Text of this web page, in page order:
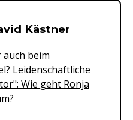
&
Kästner
beim
Leidenschaftliche
Wie geht Ronja